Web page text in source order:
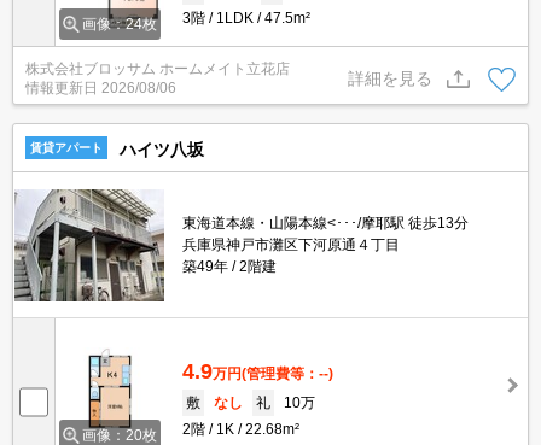
画像：24枚
3階
1LDK 47.5m²
株式会社ブロッサム ホームメイト立花店
情報更新日 2026/08/06
詳細を見る
賃貸アパート ハイツ八坂
東海道本線・山陽本線<･･･/摩耶駅 徒歩13分
兵庫県神戸市灘区下河原通４丁目
築49年
2階建
画像：20枚
4.9万円(管理費等：--)
敷
なし 礼
10万
2階
1K 22.68m²